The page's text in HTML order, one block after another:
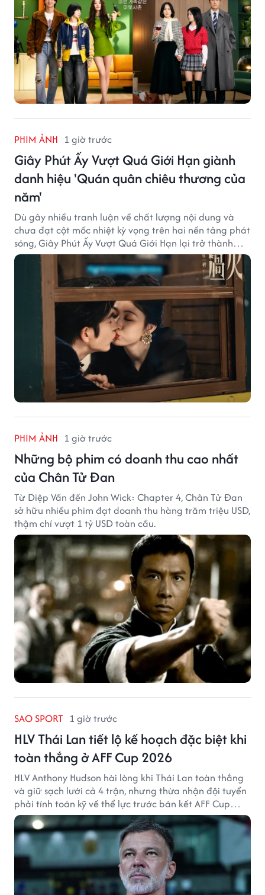
PHIM ẢNH 1 giờ trước
Giây Phút Ấy Vượt Quá Giới Hạn giành
danh hiệu 'Quán quân chiêu thương của
năm'
Dù gây nhiều tranh luận về chất lượng nội dung và
chưa đạt cột mốc nhiệt kỳ vọng trên hai nền tảng phát
sóng, Giây Phút Ấy Vượt Quá Giới Hạn lại trở thành
hiện tượng ở khía cạnh thương mại.
PHIM ẢNH 1 giờ trước
Những bộ phim có doanh thu cao nhất
của Chân Tử Đan
Từ Diệp Vấn đến John Wick: Chapter 4, Chân Tử Đan
sở hữu nhiều phim đạt doanh thu hàng trăm triệu USD,
thậm chí vượt 1 tỷ USD toàn cầu.
SAO SPORT 1 giờ trước
HLV Thái Lan tiết lộ kế hoạch đặc biệt khi
toàn thắng ở AFF Cup 2026
HLV Anthony Hudson hài lòng khi Thái Lan toàn thắng
và giữ sạch lưới cả 4 trận, nhưng thừa nhận đội tuyển
phải tính toán kỹ về thể lực trước bán kết AFF Cup
2026.